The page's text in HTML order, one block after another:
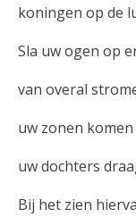
koningen op de
Sla uw ogen op
van overal
uw zonen
uw dochters
Bij het zien